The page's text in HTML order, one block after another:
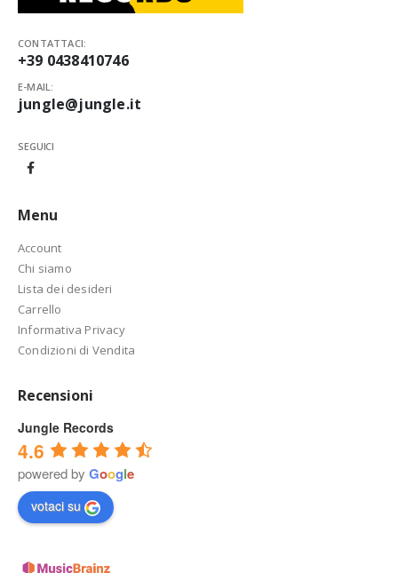
CONTATTACI:
+39 0438410746
E-MAIL:
jungle@jungle.it
SEGUICI
Menu
Account
Chi siamo
Lista dei desideri
Carrello
Informativa Privacy
Condizioni di Vendita
Recensioni
Jungle Records
4.6
powered by Google
votaci su